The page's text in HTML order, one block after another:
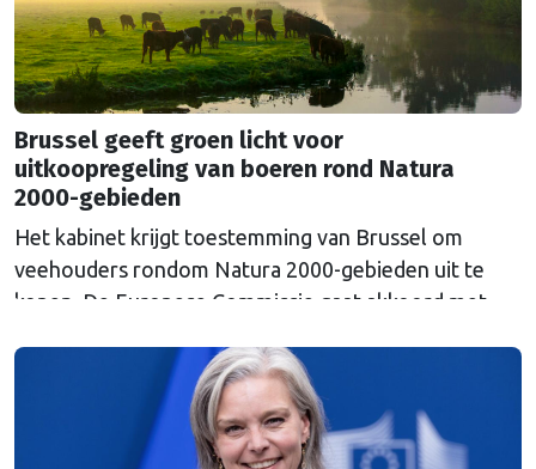
Brussel geeft groen licht voor
uitkoopregeling van boeren rond Natura
2000-gebieden
Het kabinet krijgt toestemming van Brussel om
veehouders rondom Natura 2000-gebieden uit te
kopen. De Europese Commissie gaat akkoord met